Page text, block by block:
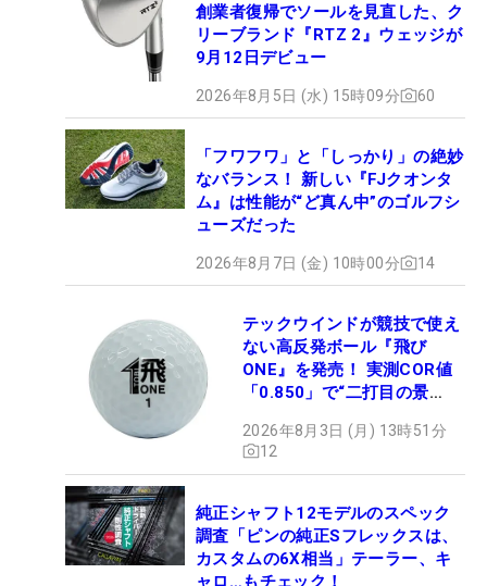
創業者復帰でソールを見直した、ク
リーブランド『RTZ 2』ウェッジが
9月12日デビュー
2026年8月5日 (水) 15時09分 60
「フワフワ」と「しっかり」の絶妙
なバランス！ 新しい『FJクオンタ
ム』は性能が“ど真ん中”のゴルフシ
ューズだった
2026年8月7日 (金) 10時00分 14
テックウインドが競技で使え
ない高反発ボール『飛び
ONE』を発売！ 実測COR値
「0.850」で“二打目の景
2026年8月3日 (月) 13時51分
12
純正シャフト12モデルのスペック
調査「ピンの純正Sフレックスは、
カスタムの6X相当」テーラー、キ
ャロ…もチェック！